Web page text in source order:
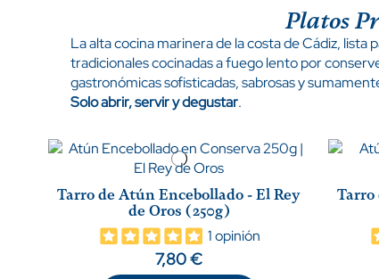
Platos
La alta cocina marinera de la costa de Cádiz,
tradicionales cocinadas a fuego lento por
gastronómicas sofisticadas, sabrosas y
Solo abrir, servir y degustar.
Tarro de Atún Encebollado - El Rey
de Oros (250g)
1 opinión
7,80 €
Tarro